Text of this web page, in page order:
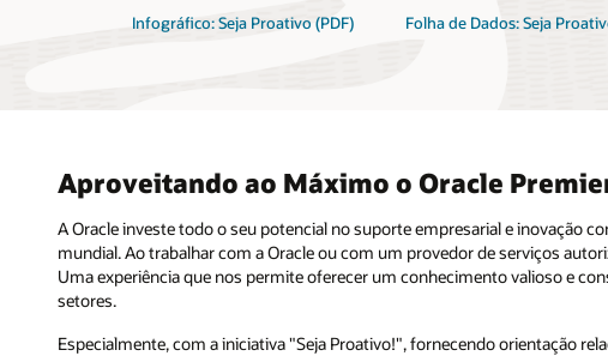
Infográfico: Seja Proativo (PDF) Folha de Dados: Seja
Aproveitando ao Máximo o Oracle
A Oracle investe todo o seu potencial no suporte empresarial e inovação
mundial. Ao trabalhar com a Oracle ou com um provedor de serviços
Uma experiência que nos permite oferecer um conhecimento valioso e
setores.
Especialmente, com a iniciativa "Seja Proativo!", fornecendo orientação